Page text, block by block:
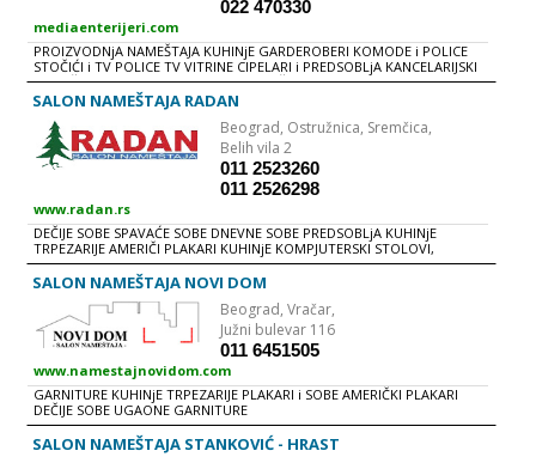
022 470330
mediaenterijeri.com
PROIZVODNjA NAMEŠTAJA KUHINjE GARDEROBERI KOMODE i POLICE
STOČIĆI i TV POLICE TV VITRINE CIPELARI i PREDSOBLjA KANCELARIJSKI
NAMEŠTAJ KOMPJUTERSKI STOLOVI DEČIJI PROGRAM KUPATILSKI
NAMEŠTAJ SPAVAĆE SOBE EKSLUZIVNE KUHINjE AMERIČKI PLAKARI
USLUŽNO REZANjE i KANTOVANjE IVERICE TRGOVINA : KERAMIČKE
PLOČICE LAMINATI BAMBUS PARKET PLOČASTI i TAPACIRANI NAMEŠTAJ
BOJE i LAKOVI SOBNA i ULAZNA VRATA GRAĐEVINSKI MATERIJAL OKOVI
ZA NAMEŠTAJ
SALON NAMEŠTAJA RADAN
Beograd, Ostružnica, Sremčica,
Belih vila 2
011 2523260
011 2526298
www.radan.rs
DEČIJE SOBE SPAVAĆE SOBE DNEVNE SOBE PREDSOBLjA KUHINjE
TRPEZARIJE AMERIČI PLAKARI KUHINjE KOMPJUTERSKI STOLOVI,
STOLICE
SALON NAMEŠTAJA NOVI DOM
Beograd,Vračar,
Južni bulevar 116
011 6451505
www.namestajnovidom.com
GARNITURE KUHINjE TRPEZARIJE PLAKARI i SOBE AMERIČKI PLAKARI
DEČIJE SOBE UGAONE GARNITURE
SALON NAMEŠTAJA STANKOVIĆ - HRAST